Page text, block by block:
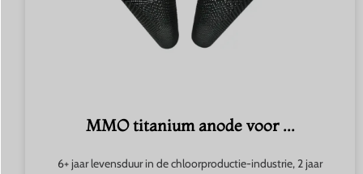
MMO titanium anode voor ...
6+ jaar levensduur in de chloorproductie-industrie, 2 jaar